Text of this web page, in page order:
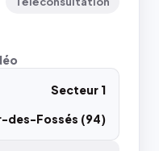
Secteur 1
des-Fossés (94)